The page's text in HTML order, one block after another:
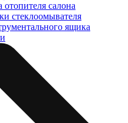
отопителя салона
стеклоомывателя
ящика